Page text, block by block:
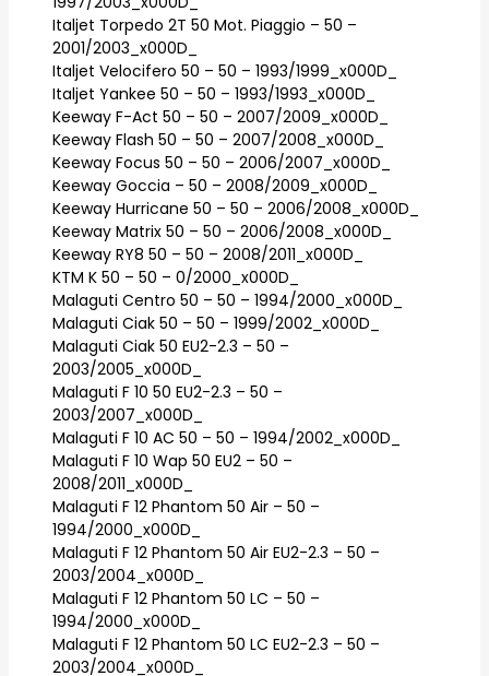
Italjet Torpedo 2T 50 Mot. Piaggio – 50 –
2001/2003_x000D_
Italjet Velocifero 50 – 50 – 1993/1999_x000D_
Italjet Yankee 50 – 50 – 1993/1993_x000D_
Keeway F-Act 50 – 50 – 2007/2009_x000D_
Keeway Flash 50 – 50 – 2007/2008_x000D_
Keeway Focus 50 – 50 – 2006/2007_x000D_
Keeway Goccia – 50 – 2008/2009_x000D_
Keeway Hurricane 50 – 50 – 2006/2008_x000D_
Keeway Matrix 50 – 50 – 2006/2008_x000D_
Keeway RY8 50 – 50 – 2008/2011_x000D_
KTM K 50 – 50 – 0/2000_x000D_
Malaguti Centro 50 – 50 – 1994/2000_x000D_
Malaguti Ciak 50 – 50 – 1999/2002_x000D_
Malaguti Ciak 50 EU2-2.3 – 50 –
2003/2005_x000D_
Malaguti F 10 50 EU2-2.3 – 50 –
2003/2007_x000D_
Malaguti F 10 AC 50 – 50 – 1994/2002_x000D_
Malaguti F 10 Wap 50 EU2 – 50 –
2008/2011_x000D_
Malaguti F 12 Phantom 50 Air – 50 –
1994/2000_x000D_
Malaguti F 12 Phantom 50 Air EU2-2.3 – 50 –
2003/2004_x000D_
Malaguti F 12 Phantom 50 LC – 50 –
1994/2000_x000D_
Malaguti F 12 Phantom 50 LC EU2-2.3 – 50 –
2003/2004_x000D_